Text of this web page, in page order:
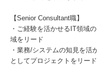
【Senior Consultant職】
・ご経験を活かせるIT領域
域をリード
・業務/システムの知見を
としてプロジェクトをリード